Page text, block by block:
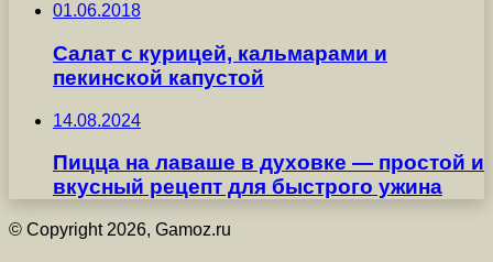
01.06.2018
Салат с курицей, кальмарами и
пекинской капустой
14.08.2024
Пицца на лаваше в духовке — простой и
вкусный рецепт для быстрого ужина
© Copyright 2026, Gamoz.ru